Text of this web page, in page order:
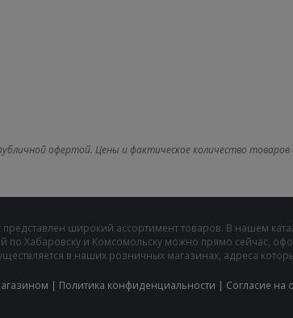
офертой. Цены и фактическое количество
широкий ассортимент товаров. В нашем
по Хабаровску и Комсомольску можно прямо сейчас,
в наших розничных магазинах, адреса
| Политика конфиденциальности | Cогласие на